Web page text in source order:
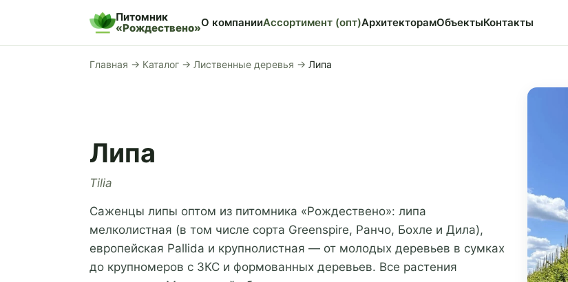
Питомник
«Рождествено»О компанииАссортимент (опт)АрхитекторамОбъектыКонтакты
Главная → Каталог → Лиственные деревья → Липа
Липа
Tilia
Саженцы липы оптом из питомника «Рождествено»: липа
мелколистная (в том числе сорта Greenspire, Ранчо, Бохле и Дила),
европейская Pallida и крупнолистная — от молодых деревьев в сумках
до крупномеров с ЗКС и формованных деревьев. Все растения